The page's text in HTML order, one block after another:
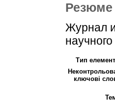
Резюме
Журнал
Тип
ключові